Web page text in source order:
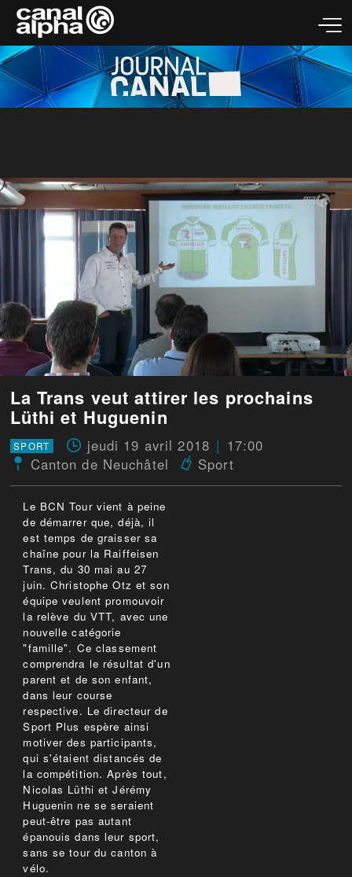
La Trans veut attirer les prochains
Lüthi et Huguenin
SPORT jeudi 19 avril 2018
17:00
Canton de Neuchâtel
Sport
Le BCN Tour vient à peine
de démarrer que, déjà, il
est temps de graisser sa
chaîne pour la Raiffeisen
Trans, du 30 mai au 27
juin. Christophe Otz et son
équipe veulent promouvoir
la relève du VTT, avec une
nouvelle catégorie
"famille". Ce classement
comprendra le résultat d'un
parent et de son enfant,
dans leur course
respective. Le directeur de
Sport Plus espère ainsi
motiver des participants,
qui s'étaient distancés de
la compétition. Après tout,
Nicolas Lüthi et Jérémy
Huguenin ne se seraient
peut-être pas autant
épanouis dans leur sport,
sans se tour du canton à
vélo.